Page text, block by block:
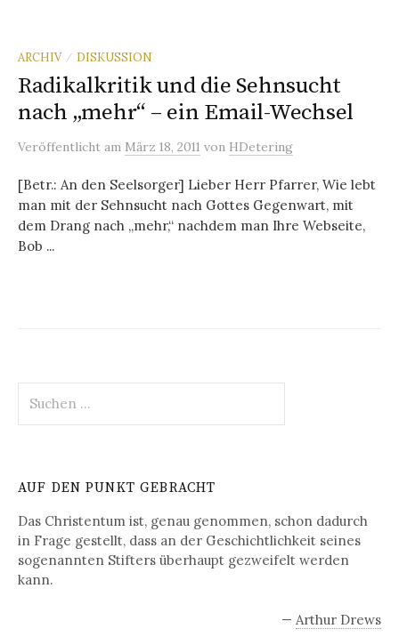
ARCHIV / DISKUSSION
Radikalkritik und die Sehnsucht
nach „mehr“ – ein Email-Wechsel
Veröffentlicht am März 18, 2011 von HDetering
[Betr.: An den Seelsorger] Lieber Herr Pfarrer, Wie lebt
man mit der Sehnsucht nach Gottes Gegenwart, mit
dem Drang nach „mehr,“ nachdem man Ihre Webseite,
Bob ...
c
n
a
c
h
:
AUF DEN PUNKT GEBRACHT
Das Christentum ist, genau genommen, schon dadurch
in Frage gestellt, dass an der Geschichtlichkeit seines
sogenannten Stifters überhaupt gezweifelt werden
kann.
— Arthur Drews